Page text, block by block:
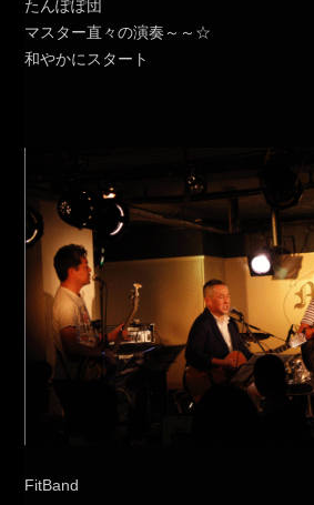
たんぽぽ団
マスター直々の演奏～～☆
和やかにスタート
FitBand